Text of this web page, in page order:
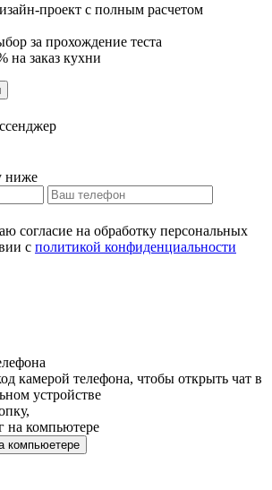
проект с полным расчетом
за прохождение теста
на заказ кухни
ниже
согласие на обработку персональных
с политикой конфиденциальности
камерой телефона, чтобы открыть чат в
устройстве
на компьютере
компьюетере